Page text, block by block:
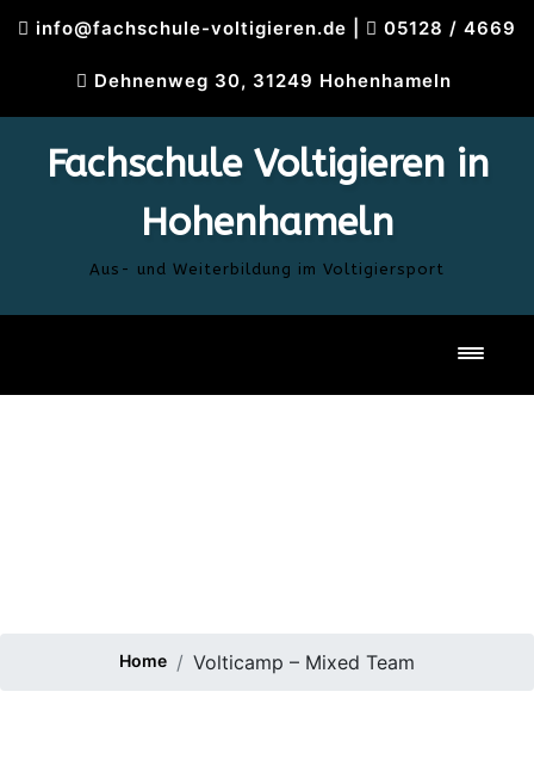
info@fachschule-voltigieren.de 05128 / 4669
Dehnenweg 30, 31249 Hohenhameln
Fachschule Voltigieren in
Hohenhameln
Aus- und Weiterbildung im Voltigiersport
Home Volticamp – Mixed Team